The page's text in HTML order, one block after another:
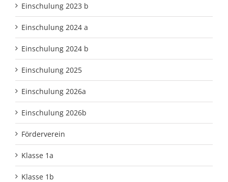
Einschulung 2023 b
Einschulung 2024 a
Einschulung 2024 b
Einschulung 2025
Einschulung 2026a
Einschulung 2026b
Förderverein
Klasse 1a
Klasse 1b